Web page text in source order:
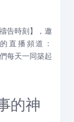
告時刻】，邀
直播頻道：
每天一同築起
的神